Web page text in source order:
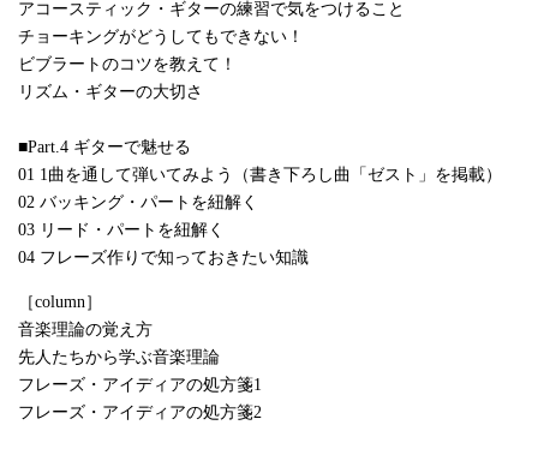
アコースティック・ギターの練習で気をつけること
チョーキングがどうしてもできない！
ビブラートのコツを教えて！
リズム・ギターの大切さ
■Part.4 ギターで魅せる
01 1曲を通して弾いてみよう（書き下ろし曲「ゼスト」を掲載）
02 バッキング・パートを紐解く
03 リード・パートを紐解く
04 フレーズ作りで知っておきたい知識
［column］
音楽理論の覚え方
先人たちから学ぶ音楽理論
フレーズ・アイディアの処方箋1
フレーズ・アイディアの処方箋2